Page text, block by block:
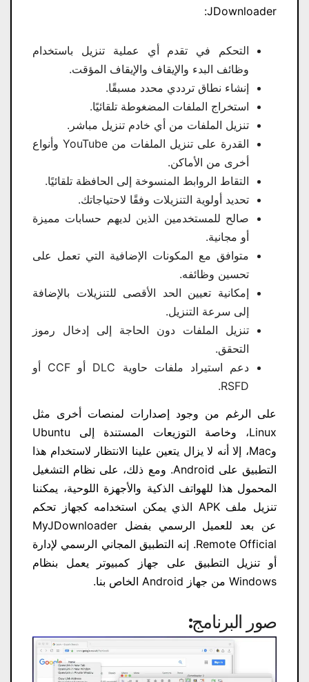
JDownloader:
التحكم في تقدم أي عملية تنزيل باستخدام
وظائف البدء والإيقاف والإيقاف المؤقت.
إنشاء نطاق ترددي محدد مسبقًا.
استخراج الملفات المضغوطة تلقائيًا.
تنزيل الملفات من أي خادم تنزيل مباشر.
القدرة على تنزيل الملفات من YouTube وأنواع
أخرى من الأماكن.
التقاط الروابط المنسوخة إلى الحافظة تلقائيًا.
تحديد أولوية التنزيلات وفقًا لاحتياجاتك.
صالح للمستخدمين الذين لديهم حسابات مميزة
أو مجانية.
متوافق مع المكونات الإضافية التي تعمل على
تحسين وظائفه.
إمكانية تعيين الحد الأقصى للتنزيلات بالإضافة
إلى سرعة التنزيل.
تنزيل الملفات دون الحاجة إلى إدخال رموز
التحقق.
دعم استيراد ملفات حاوية DLC أو CCF أو
RSFD.
على الرغم من وجود إصدارات لمنصات أخرى مثل
Linux، وخاصة التوزيعات المستندة إلى Ubuntu
وMac، إلا أنه لا يزال يتعين علينا الانتظار لاستخدام هذا
التطبيق على Android. ومع ذلك، على نظام التشغيل
المحمول هذا للهواتف الذكية والأجهزة اللوحية، يمكننا
تنزيل ملف APK الذي يمكن استخدامه كجهاز تحكم
عن بعد للعميل الرسمي بفضل MyJDownloader
Remote Official. إنه التطبيق المجاني الرسمي لإدارة
أو تنزيل التطبيق على جهاز كمبيوتر يعمل بنظام
Windows من جهاز Android الخاص بنا.
صور البرنامج: